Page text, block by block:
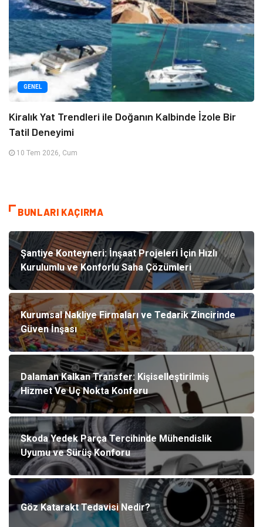
GENEL
Kiralık Yat Trendleri ile Doğanın Kalbinde İzole Bir
Tatil Deneyimi
10 Tem 2026, Cum
BUNLARI KAÇIRMA
Şantiye Konteyneri: İnşaat Projeleri İçin Hızlı
Kurulumlu ve Konforlu Saha Çözümleri
Kurumsal Nakliye Firmaları ve Tedarik Zincirinde
Güven İnşası
Dalaman Kalkan Transfer: Kişiselleştirilmiş
Hizmet Ve Uç Nokta Konforu
Skoda Yedek Parça Tercihinde Mühendislik
Uyumu ve Sürüş Konforu
Göz Katarakt Tedavisi Nedir?